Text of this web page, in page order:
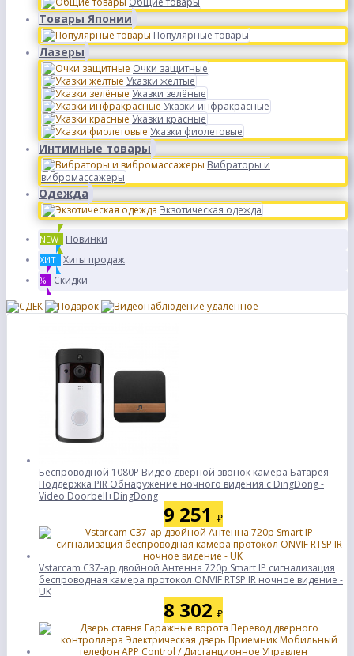
Товары Японии
Популярные товары
Лазеры
Очки защитные
Указки желтые
Указки зелёные
Указки инфракрасные
Указки красные
Указки фиолетовые
Интимные товары
Вибраторы и
вибромассажеры
Одежда
Экзотическая одежда
NEW Новинки
ХИТ Хиты продаж
% Скидки
Беспроводной 1080P Видео дверной звонок камера Батарея
Поддержка PIR Обнаружение ночного видения с DingDong -
Video Doorbell+DingDong
9 251 ₽
Vstarcam C37-ар двойной Антенна 720p Smart IP сигнализация
беспроводная камера протокол ONVIF RTSP IR ночное видение -
UK
8 302 ₽